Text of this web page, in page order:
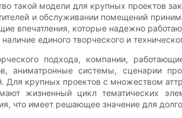
такой модели для крупных проектов
и обслуживании помещений
впечатления, которые надежно
единого творческого и
подхода, компании,
аниматронные системы, сценарии
Для крупных проектов с множеством
жизненный цикл тематических
что имеет решающее значение для